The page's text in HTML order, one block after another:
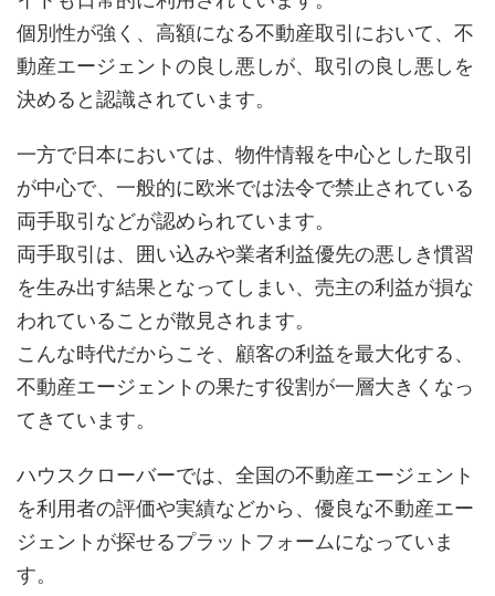
個別性が強く、高額になる不動産取引において、不
動産エージェントの良し悪しが、取引の良し悪しを
決めると認識されています。
一方で日本においては、物件情報を中心とした取引
が中心で、一般的に欧米では法令で禁止されている
両手取引などが認められています。
両手取引は、囲い込みや業者利益優先の悪しき慣習
を生み出す結果となってしまい、売主の利益が損な
われていることが散見されます。
こんな時代だからこそ、顧客の利益を最大化する、
不動産エージェントの果たす役割が一層大きくなっ
てきています。
ハウスクローバーでは、全国の不動産エージェント
を利用者の評価や実績などから、優良な不動産エー
ジェントが探せるプラットフォームになっていま
す。